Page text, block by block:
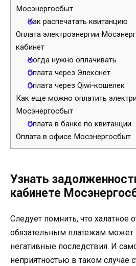
Мосэнергосбыт
Как распечатать квитанцию
Оплата электроэнергии
кабинет
Когда нужно оплачивать
Оплата через Элекснет
Оплата через Qiwi-кошелек
Как еще можно оплатить
Мосэнергосбыт
Оплата в банке по квитанции
Оплата в офисе Мосэнергосбыт
Узнать
кабинете
Следует помнить, что халатное
обязательным платежам может
негативные последствия. И
неприятностью в таком случае